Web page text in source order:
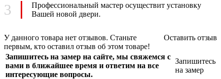
3 Профессиональный мастер осуществит установку
Вашей новой двери.
Оставить отзыв
У данного товара нет отзывов. Станьте
первым, кто оставил отзыв об этом товаре!
Запишитесь на замер на сайте, мы свяжемся с
вами в ближайшее время и ответим на все
интересующие вопросы.
Запишитесь
на замер